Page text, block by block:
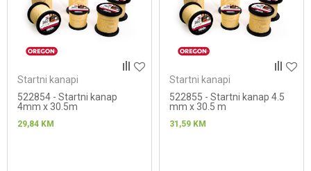
Startni kanapi
522854 - Startni kanap
4mm x 30.5m
29,84 KM
Startni kanapi
522855 - Startni kanap 4.5
mm x 30.5 m
31,59 KM